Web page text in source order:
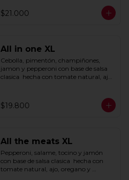
$21.000
All in one XL
Cebolla, pimentón, champiñones,
jamon y pepperoni con base de salsa
clasica  hecha con tomate natural, ajo,
$19.800
All the meats XL
Pepperoni, salame, tocino y jamón
con base de salsa clasica  hecha con
tomate natural, ajo, oregano y